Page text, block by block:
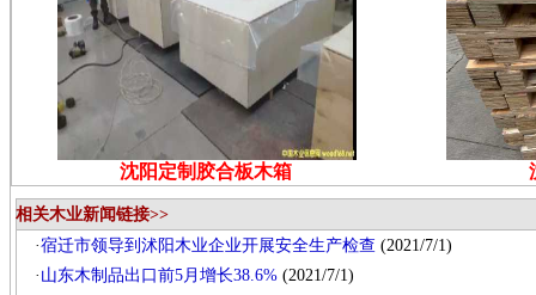
沈阳定制胶合板木箱
相关木业新闻链接>>
·宿迁市领导到沭阳木业企业开展安全生产检查 (2021/7/1)
· 山东木制品出口前5月增长38.6% (2021/7/1)